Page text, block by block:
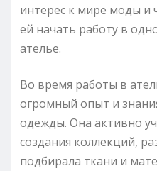
интерес к мире моды и
ей начать работу в
ателье.
Во время работы в
огромный опыт и
одежды. Она активно
создания коллекций,
подбирала ткани и